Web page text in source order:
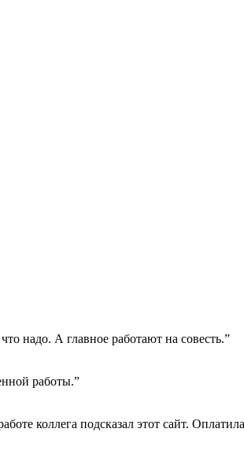
надо. А главное работают на совесть.”
работы.”
коллега подсказал этот сайт.